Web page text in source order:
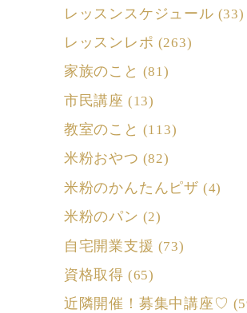
レッスンスケジュール (33)
レッスンレポ (263)
家族のこと (81)
市民講座 (13)
教室のこと (113)
米粉おやつ (82)
米粉のかんたんピザ (4)
米粉のパン (2)
自宅開業支援 (73)
資格取得 (65)
近隣開催！募集中講座♡